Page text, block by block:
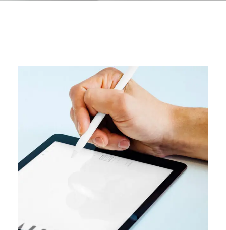
DESIGN
User interface